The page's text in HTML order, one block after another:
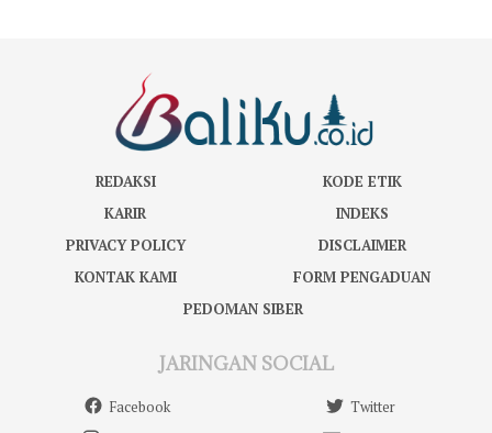
REDAKSI
KODE ETIK
KARIR
INDEKS
PRIVACY POLICY
DISCLAIMER
KONTAK KAMI
FORM PENGADUAN
PEDOMAN SIBER
JARINGAN SOCIAL
Facebook
Twitter